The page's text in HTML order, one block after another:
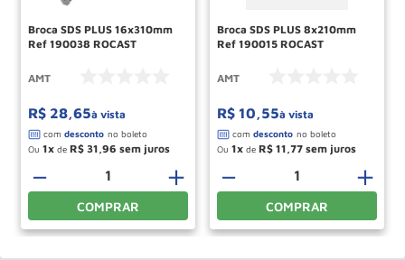
Broca SDS PLUS 16x310mm
Ref 190038 ROCAST
AMT
R$ 28,65à vista
Ou 1 de R$ 31,96
＋
－
COMPRAR
Broca SDS PLUS 8x210mm
Ref 190015 ROCAST
AMT
R$ 10,55à vista
Ou 1 de R$ 11,77
＋
－
COMPRAR